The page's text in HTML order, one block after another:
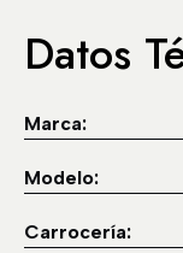
Datos
Marca:
Modelo:
Carrocería: